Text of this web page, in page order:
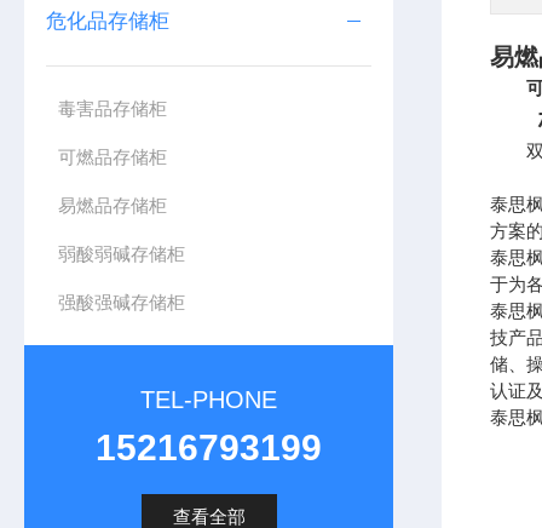
危化品存储柜
毒害品存储柜
可燃品存储柜
易燃品存储柜
弱酸弱碱存储柜
强酸强碱存储柜
TEL-PHONE
15216793199
查看全部
易
标
双
泰思
方案
泰思
于为
泰思
技产
储、
认证
泰思